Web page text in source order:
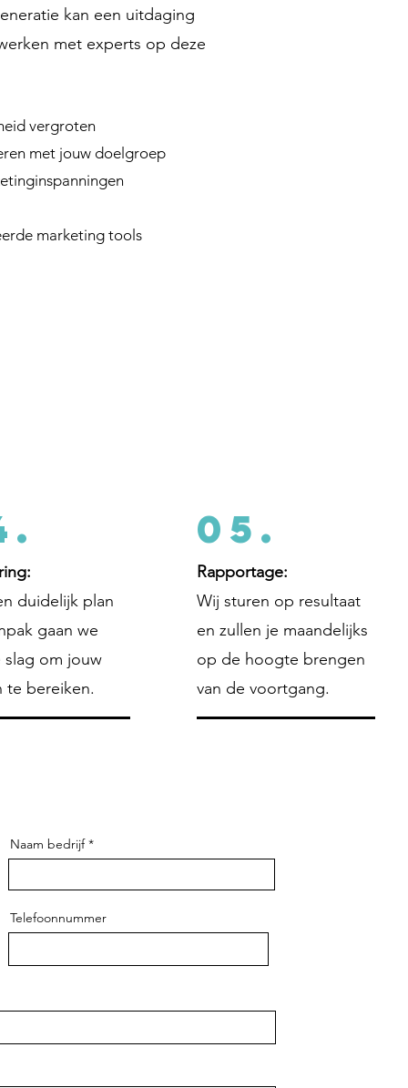
kan een uitdaging
met experts op deze
vergroten
met jouw doelgroep
marketing tools
duidelijk plan
gaan we
slag om jouw
te bereiken.
05.
Rapportage:
Wij sturen op resultaat
en zullen je maandelijks
op de hoogte brengen
van de voortgang.
Naam bedrijf
Telefoonnummer